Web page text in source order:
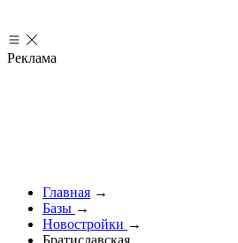
Реклама
Главная →
Базы →
Новостройки →
Братиславская